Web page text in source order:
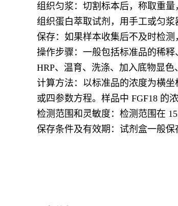
组织匀浆：切割标本后，称取重
组织蛋白萃取试剂，用手工或匀
保存：如果样本收集后不及时检
操作步骤：一般包括标准品的稀
HRP、温育、洗涤、加入底物显
计算方法：以标准品的浓度为横
或四参数方程。样品中 FGF18 的
检测范围和灵敏度：检测范围在
保存条件及有效期：试剂盒一般